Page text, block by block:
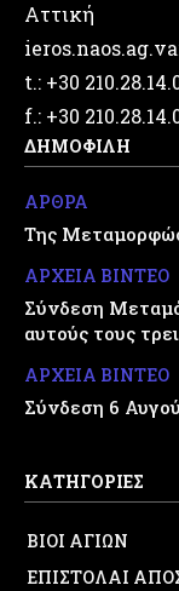
Αττική
t.: +30
f.: +30
ΔΗΜΟΦΙΛΗ
ΑΡΘΡΑ
Της
ΑΡΧΕΙΑ ΒΙΝΤΕΟ
Σύνδεση
αυτούς τους
ΑΡΧΕΙΑ ΒΙΝΤΕΟ
Σύνδεση 6
ΚΑΤΗΓΟΡΙΕΣ
ΒΙΟΙ ΑΓΙΩΝ
ΕΠΙΣΤΟΛΑΙ